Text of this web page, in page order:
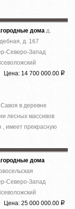
дома д.
д. 167
Северо-Запад
Цена: 14 700 000.00 Р
в деревне
лесных массивов
, имеет прекрасную
дома
Северо-Запад
Цена: 25 000 000.00 Р